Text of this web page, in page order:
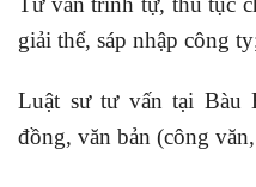
giải thể, sáp nhập công
Luật sư tư vấn tại Bàu
đồng, văn bản (công